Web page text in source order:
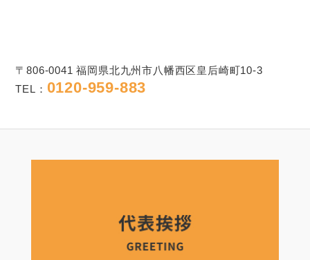
〒806-0041 福岡県北九州市八幡西区皇后崎町10-3
TEL： 0120-959-883